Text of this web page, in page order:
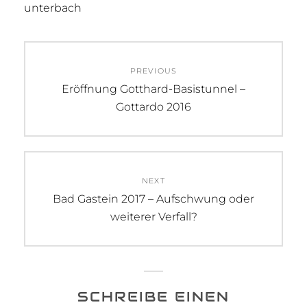
unterbach
Navigation
PREVIOUS
Previous
Eröffnung Gotthard-Basistunnel –
Gottardo 2016
NEXT
Next
Bad Gastein 2017 – Aufschwung oder
weiterer Verfall?
SCHREIBE EINEN